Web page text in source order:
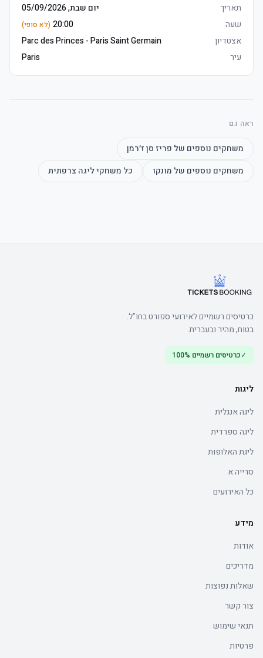
	• Early arrival recommended to avoid queues
תאריך
יום שבת, 05/09/2026
שעה
20:00 (לא סופי)
אצטדיון
Parc des Princes - Paris Saint Germain
עיר
Paris
ראה גם
משחקים נוספים של פריז סן ז׳רמן
משחקים נוספים של מונקו כל משחקיליגה צרפתית
כרטיסים רשמיים לאירועי ספורט בחו"ל.
בטוח, מהיר ובעברית.
✓כרטיסים רשמיים 100%
ליגות
ליגה אנגלית
ליגה ספרדית
ליגת האלופות
סרייה א
כל האירועים
מידע
אודות
מדריכים
שאלות נפוצות
צור קשר
תנאי שימוש
פרטיות